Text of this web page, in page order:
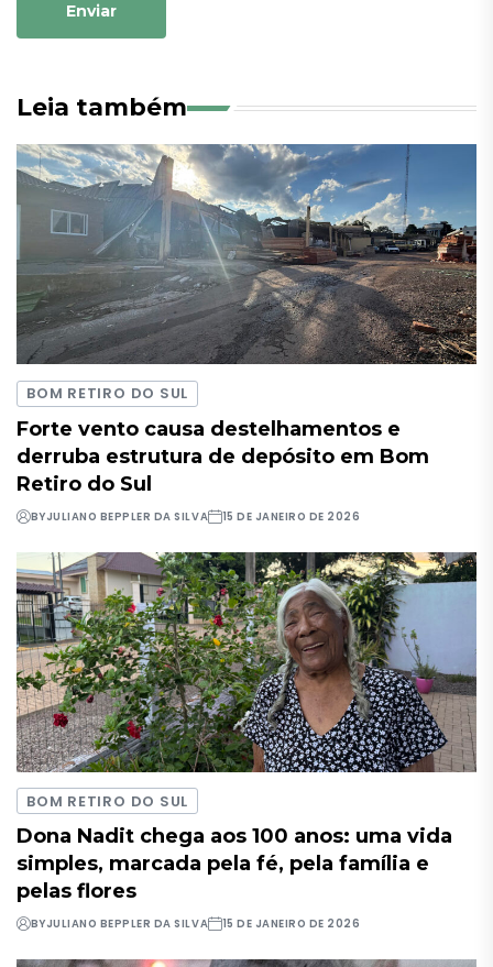
Enviar
Leia também
BOM RETIRO DO SUL
Forte vento causa destelhamentos e
derruba estrutura de depósito em Bom
Retiro do Sul
BYJULIANO BEPPLER DA SILVA 15 DE JANEIRO DE 2026
BOM RETIRO DO SUL
Dona Nadit chega aos 100 anos: uma vida
simples, marcada pela fé, pela família e
pelas flores
BYJULIANO BEPPLER DA SILVA 15 DE JANEIRO DE 2026